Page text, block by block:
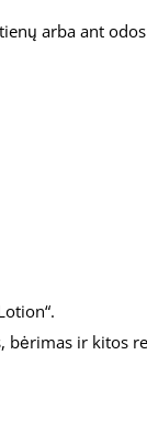
arba ant
bėrimas ir kitos